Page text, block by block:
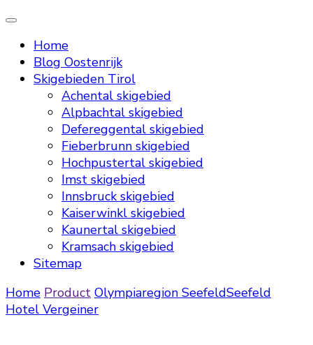
Home
Blog Oostenrijk
Skigebieden Tirol
Achental skigebied
Alpbachtal skigebied
Defereggental skigebied
Fieberbrunn skigebied
Hochpustertal skigebied
Imst skigebied
Innsbruck skigebied
Kaiserwinkl skigebied
Kaunertal skigebied
Kramsach skigebied
Sitemap
Home Product Olympiaregion SeefeldSeefeld
Hotel Vergeiner